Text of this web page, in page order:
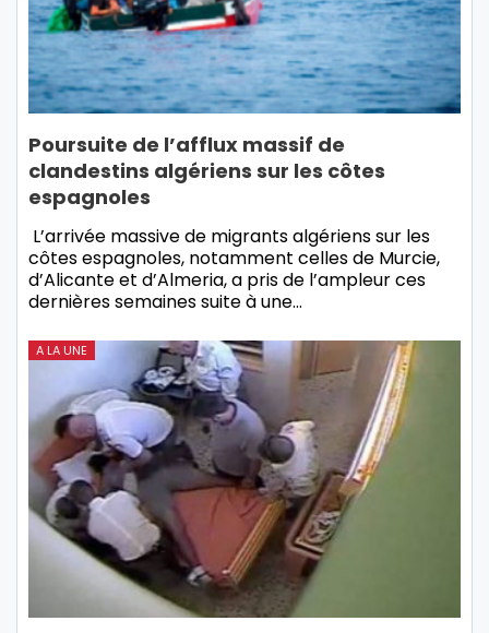
Poursuite de l’afflux massif de
clandestins algériens sur les côtes
espagnoles
L’arrivée massive de migrants algériens sur les
côtes espagnoles, notamment celles de Murcie,
d’Alicante et d’Almeria, a pris de l’ampleur ces
dernières semaines suite à une…
A LA UNE